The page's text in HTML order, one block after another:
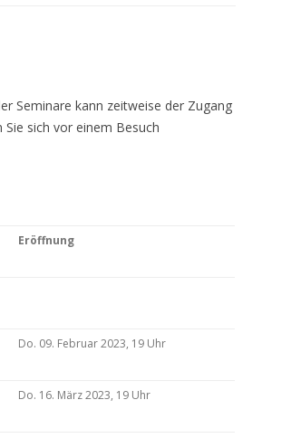
Seminare kann zeitweise der Zugang
sich vor einem Besuch
Eröffnung
Do. 09. Februar 2023, 19 Uhr
Do. 16. März 2023, 19 Uhr